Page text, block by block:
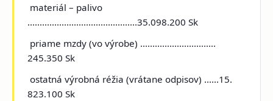
materiál – palivo
.............................................35.098.200 Sk
priame mzdy (vo výrobe) ...............................
245.350 Sk
ostatná výrobná réžia (vrátane odpisov) ......15.
823.100 Sk